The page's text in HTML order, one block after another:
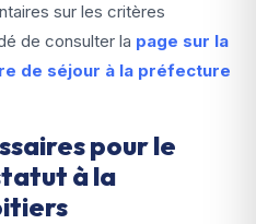
sur les critères
de consulter la page sur la
de séjour à la préfecture
pour le
à la